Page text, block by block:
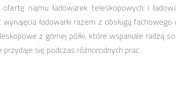
najmu ładowarek teleskopowych i
ładowarki razem z obsługą
z górnej półki, które wspaniale radzą
się podczas różnorodnych prac.